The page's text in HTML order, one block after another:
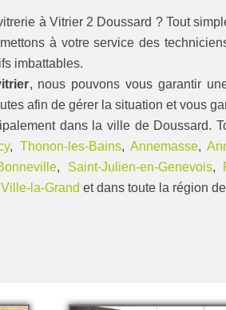
à Vitrier 2 Doussard ? Tout
à votre service des
imbattables.
, nous pouvons vous garantir
afin de gérer la situation et vous
dans la ville de Doussard.
, Thonon-les-Bains, Annemasse,
, Saint-Julien-en-Genevois,
Ville-la-Grand et dans toute la région